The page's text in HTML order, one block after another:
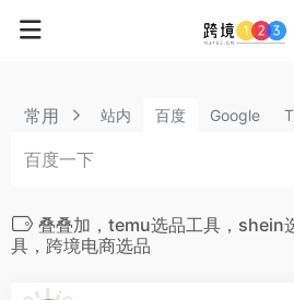
常用 站内 百度 Google
叠叠加，temu选品工具，shein
具，跨境电商选品